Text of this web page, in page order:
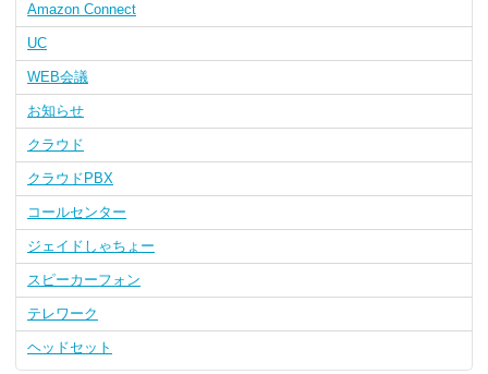
Amazon Connect
UC
WEB会議
お知らせ
クラウド
クラウドPBX
コールセンター
ジェイドしゃちょー
スピーカーフォン
テレワーク
ヘッドセット